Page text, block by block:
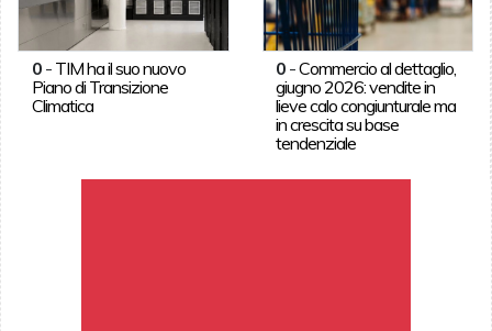
0- TIM ha il suo nuovo
Piano di Transizione
Climatica
0 -Commercio al dettaglio,
giugno 2026: vendite in
lieve calo congiunturale ma
in crescita su base
tendenziale